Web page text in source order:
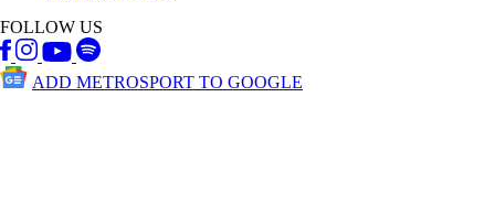
FOLLOW US
ADD METROSPORT TO GOOGLE